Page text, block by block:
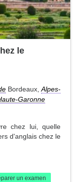
le
Bordeaux, Alpes-
Garonne
chez lui, quelle
d'anglais chez le
un examen